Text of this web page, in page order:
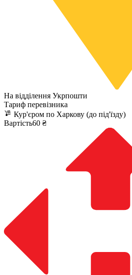
На відділення Укрпошти
Тариф перевізника
Кур'єром по Харкову (до під'їзду)
Вартість60 ₴